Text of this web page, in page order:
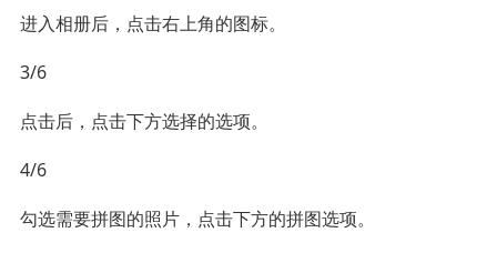
进入相册后，点击右上角的图标。
3/6
点击后，点击下方选择的选项。
4/6
勾选需要拼图的照片，点击下方的拼图选项。